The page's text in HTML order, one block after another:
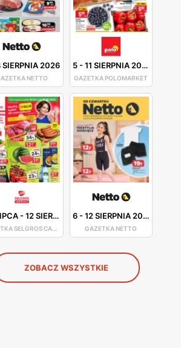
SIERPNIA 2026
NETTO
5-11 SIERPNIA 2026
GAZETKA POLOMARKET
-12 SIERPNIA 2026
GAZETKA SELGROS CASH&CARRY
6-12 SIERPNIA 2026
GAZETKA NETTO
ZOBACZ WSZYSTKIE